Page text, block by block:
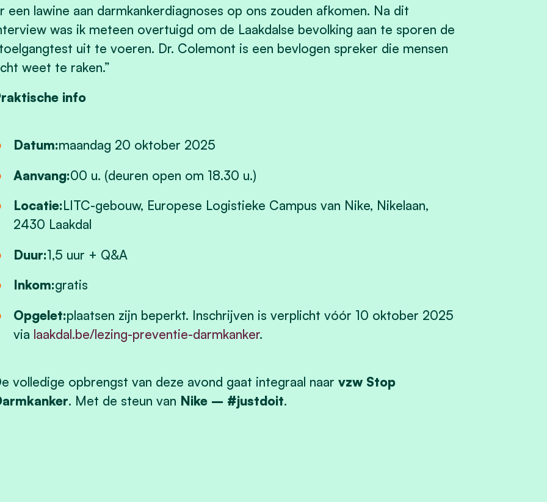
een lawine aan darmkankerdiagnoses op ons zouden afkomen. Na dit
was ik meteen overtuigd om de Laakdalse bevolking aan te sporen de
uit te voeren. Dr. Colemont is een bevlogen spreker die mensen
weet te raken.”
info
Datum:maandag 20 oktober 2025
Aanvang:00 u. (deuren open om 18.30 u.)
Locatie:LITC-gebouw, Europese Logistieke Campus van Nike, Nikelaan,
2430 Laakdal
Duur:1,5 uur + Q&A
Inkom:gratis
Opgelet:plaatsen zijn beperkt. Inschrijven is verplicht vóór 10 oktober 2025
via laakdal.be/lezing-preventie-darmkanker.
volledige opbrengst van deze avond gaat integraal naar vzw Stop
. Met de steun van Nike – #justdoit.